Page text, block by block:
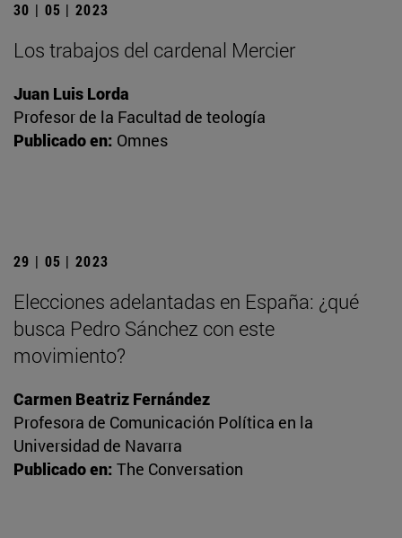
30 | 05 | 2023
Los trabajos del cardenal Mercier
Juan Luis Lorda
Profesor de la Facultad de teología
Publicado en: Omnes
29 | 05 | 2023
Elecciones adelantadas en España: ¿qué
busca Pedro Sánchez con este
movimiento?
Carmen Beatriz Fernández
Profesora de Comunicación Política en la
Universidad de Navarra
Publicado en: The Conversation